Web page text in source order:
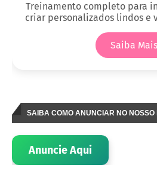
Treinamento completo para
criar personalizados lindos e
Saiba Mais
SAIBA COMO ANUNCIAR NO NOSSO
Anuncie Aqui